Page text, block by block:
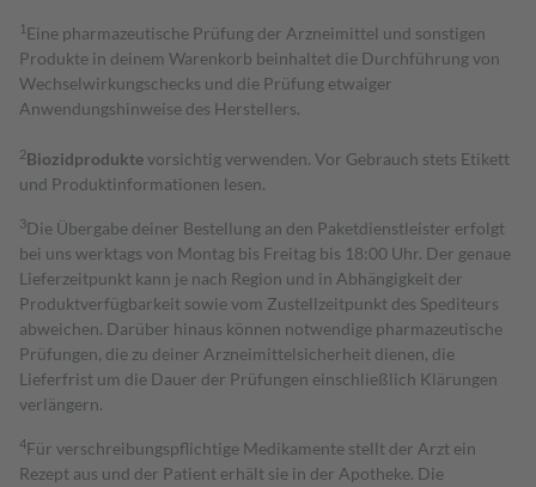
1 Eine pharmazeutische Prüfung der Arzneimittel und sonstigen
Produkte in deinem Warenkorb beinhaltet die Durchführung von
Wechselwirkungschecks und die Prüfung etwaiger
Anwendungshinweise des Herstellers.
2Biozidproduktevorsichtig verwenden. Vor Gebrauch stets Etikett
und Produktinformationen lesen.
3Die Übergabe deiner Bestellung an den Paketdienstleister erfolgt
bei uns werktags von Montag bis Freitag bis 18:00 Uhr. Der genaue
Lieferzeitpunkt kann je nach Region und in Abhängigkeit der
Produktverfügbarkeit sowie vom Zustellzeitpunkt des Spediteurs
abweichen. Darüber hinaus können notwendige pharmazeutische
Prüfungen, die zu deiner Arzneimittelsicherheit dienen, die
Lieferfrist um die Dauer der Prüfungen einschließlich Klärungen
verlängern.
4Für verschreibungspflichtige Medikamente stellt der Arzt ein
Rezept aus und der Patient erhält sie in der Apotheke. Die